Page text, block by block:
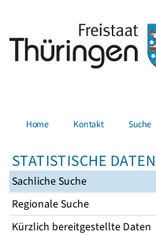
Home Kontakt Suche
STATISTISCHE DATEN
Sachliche Suche
Regionale Suche
Kürzlich bereitgestellte Daten